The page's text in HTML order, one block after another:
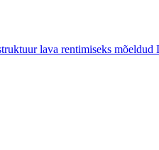
lava rentimiseks mõeldud